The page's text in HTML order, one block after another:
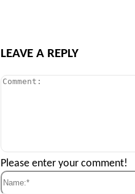
LEAVE A REPLY
Comment:
Please enter your comment!